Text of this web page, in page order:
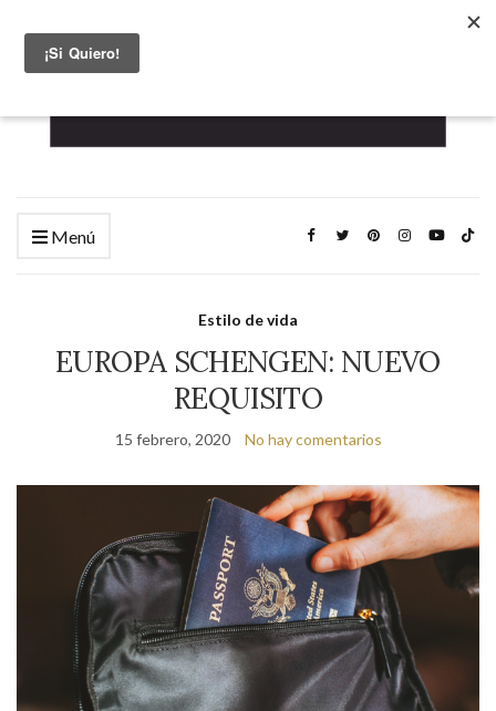
Menú
Estilo de vida
EUROPA SCHENGEN: NUEVO
REQUISITO
15 febrero, 2020 No hay comentarios